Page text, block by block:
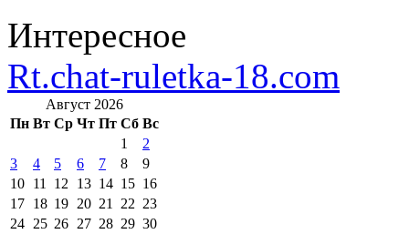
Интересное
Rt.chat-ruletka-18.com
Август 2026
Пн Вт Ср Чт Пт Сб Вс
1
2
3
4 5 6 7 8
9
10 11 12 13 14 15 16
17 18 19 20 21 22 23
24 25 26 27 28 29 30